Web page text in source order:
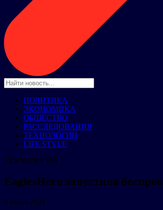
ПОЛИТИКА
ЭКОНОМИКА
ОБЩЕСТВО
РАССЛЕДОВАНИЯ
ТЕХНОЛОГИИ
LIFE STYLE
ТЕХНОЛОГИИ
EaglesHero запустила
6 июня 2024